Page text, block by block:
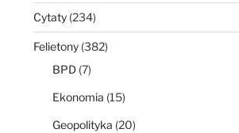
Cytaty(234)
Felietony(382)
BPD(7)
Ekonomia (15)
Geopolityka (20)